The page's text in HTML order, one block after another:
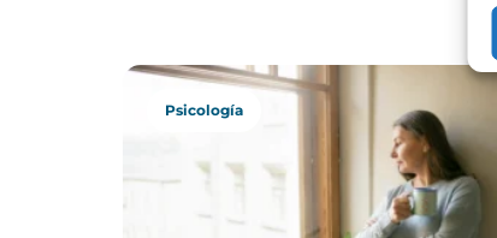
Psicología